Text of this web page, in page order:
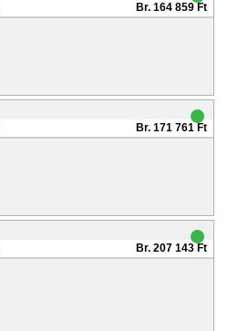
Br. 164 859 Ft
Br. 171 761 Ft
Br. 207 143 Ft